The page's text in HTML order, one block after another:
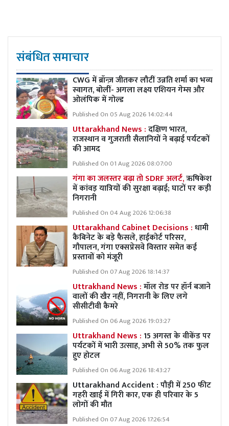
संबंधित समाचार
CWG में ब्रॉन्ज़ जीतकर लौटीं उन्नति शर्मा का भव्य
स्वागत, बोलीं- अगला लक्ष्य एशियन गेम्स और
ओलंपिक में गोल्ड
Published On 05 Aug 2026 14:02:44
Uttarakhand News :दक्षिण भारत,
राजस्थान व गुजराती सैलानियों ने बढ़ाई पर्यटकों
की आमद
Published On 01 Aug 2026 08:07:00
गंगा का जलस्तर बढ़ा तो SDRF अलर्ट,ऋषिकेश
में कांवड़ यात्रियों की सुरक्षा बढ़ाई; घाटों पर कड़ी
निगरानी
Published On 04 Aug 2026 12:06:38
Uttarakhand Cabinet Decisions :धामी
कैबिनेट के बड़े फैसले, हाईकोर्ट परिसर,
गौपालन, गंगा एक्सप्रेसवे विस्तार समेत कई
प्रस्तावों को मंजूरी
Published On 07 Aug 2026 18:14:37
Uttrakhand News :मॉल रोड पर हॉर्न बजाने
वालों की खैर नहीं, निगरानी के लिए लगे
सीसीटीवी कैमरे
Published On 06 Aug 2026 19:03:27
Uttrakhand News :15 अगस्त के वीकेंड पर
पर्यटकों में भारी उत्साह, अभी से 50% तक फुल
हुए होटल
Published On 06 Aug 2026 18:43:27
Uttarakhand Accident : पौड़ी में 250 फीट
गहरी खाई में गिरी कार, एक ही परिवार के 5
लोगों की मौत
Published On 07 Aug 2026 17:26:54